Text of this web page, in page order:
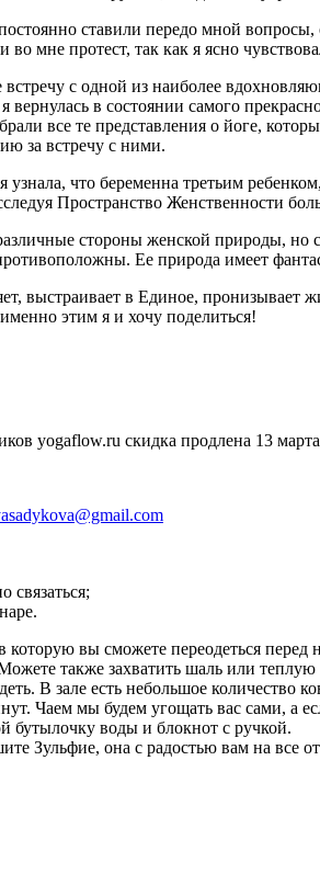
ставили передо мной
мне протест, так как я ясно
с одной из наиболее
в состоянии самого
все те представления о йоге,
за встречу с ними.
что беременна третьим
Пространство Женственности
стороны женской природы,
Ее природа имеет
выстраивает в Единое,
этим я и хочу поделиться!
yogaflow.ru скидка продлена 13
связаться;
вы сможете переодеться
также захватить шаль или
В зале есть небольшое количество
Чаем мы будем угощать вас сами, а
бутылочку воды и блокнот с ручкой.
Зульфие, она с радостью вам на все